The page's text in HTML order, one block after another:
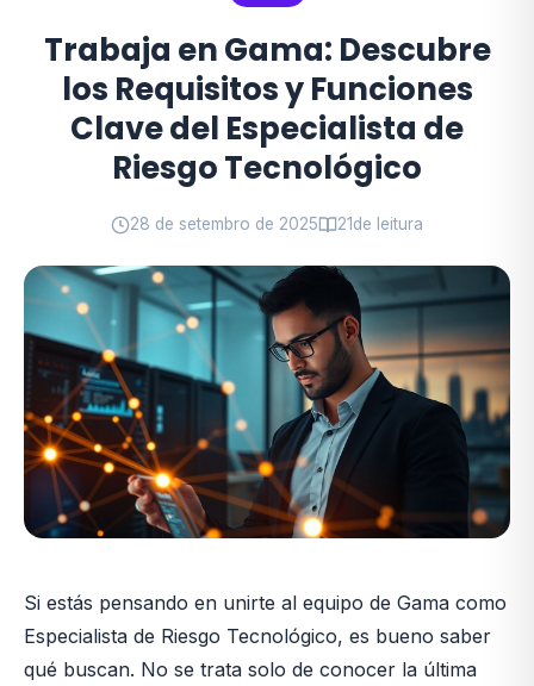
Trabaja en Gama: Descubre
los Requisitos y Funciones
Clave del Especialista de
Riesgo Tecnológico
28 de setembro de 2025 21de leitura
Si estás pensando en unirte al equipo de Gama como
Especialista de Riesgo Tecnológico, es bueno saber
qué buscan. No se trata solo de conocer la última